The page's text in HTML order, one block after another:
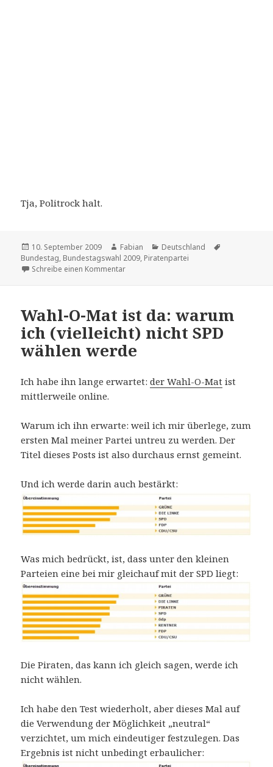
Tja, Politrock halt.
Veröffentlicht
am
10. September 2009 Autor
Fabian Kategorien
Deutschland
Bundestag, Bundestagswahl 2009, Piratenpartei
Schreibe einen Kommentarzu Parteien zur Wahl – heute: Piratenpartei
Wahl-O-Mat ist da: warum
ich (vielleicht) nicht SPD
wählen werde
Ich habe ihn lange erwartet:der Wahl-O-Mat ist
mittlerweile online.
Warum ich ihn erwarte: weil ich mir überlege, zum
ersten Mal meiner Partei untreu zu werden. Der
Titel dieses Posts ist also durchaus ernst gemeint.
Und ich werde darin auch bestärkt:
Was mich bedrückt, ist, dass unter den kleinen
Parteien eine bei mir gleichauf mit der SPD liegt:
Die Piraten, das kann ich gleich sagen, werde ich
nicht wählen.
Ich habe den Test wiederholt, aber dieses Mal auf
die Verwendung der Möglichkeit „neutral“
verzichtet, um mich eindeutiger festzulegen. Das
Ergebnis ist nicht unbedingt erbaulicher: